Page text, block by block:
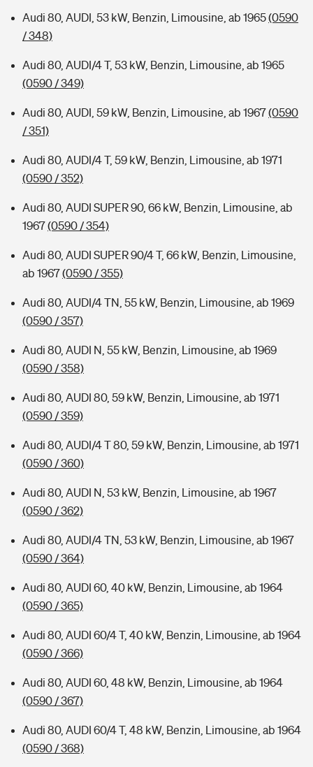
Audi 80, AUDI, 53 kW, Benzin, Limousine, ab 1965(0590
/ 348)
Audi 80, AUDI/4 T, 53 kW, Benzin, Limousine, ab 1965
(0590 / 349)
Audi 80, AUDI, 59 kW, Benzin, Limousine, ab 1967(0590
/ 351)
Audi 80, AUDI/4 T, 59 kW, Benzin, Limousine, ab 1971
(0590 / 352)
Audi 80, AUDI SUPER 90, 66 kW, Benzin, Limousine, ab
1967(0590 / 354)
Audi 80, AUDI SUPER 90/4 T, 66 kW, Benzin, Limousine,
ab 1967(0590 / 355)
Audi 80, AUDI/4 TN, 55 kW, Benzin, Limousine, ab 1969
(0590 / 357)
Audi 80, AUDI N, 55 kW, Benzin, Limousine, ab 1969
(0590 / 358)
Audi 80, AUDI 80, 59 kW, Benzin, Limousine, ab 1971
(0590 / 359)
Audi 80, AUDI/4 T 80, 59 kW, Benzin, Limousine, ab 1971
(0590 / 360)
Audi 80, AUDI N, 53 kW, Benzin, Limousine, ab 1967
(0590 / 362)
Audi 80, AUDI/4 TN, 53 kW, Benzin, Limousine, ab 1967
(0590 / 364)
Audi 80, AUDI 60, 40 kW, Benzin, Limousine, ab 1964
(0590 / 365)
Audi 80, AUDI 60/4 T, 40 kW, Benzin, Limousine, ab 1964
(0590 / 366)
Audi 80, AUDI 60, 48 kW, Benzin, Limousine, ab 1964
(0590 / 367)
Audi 80, AUDI 60/4 T, 48 kW, Benzin, Limousine, ab 1964
(0590 / 368)